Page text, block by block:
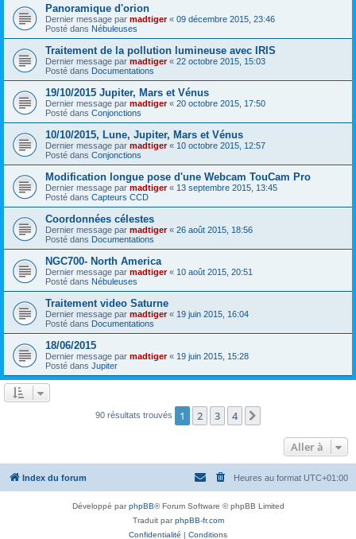
Panoramique d'orion
Dernier message par madtiger« 09 décembre 2015, 23:46
Posté dans Nébuleuses
Traitement de la pollution lumineuse avec IRIS
Dernier message par madtiger« 22 octobre 2015, 15:03
Posté dans Documentations
19/10/2015 Jupiter, Mars et Vénus
Dernier message par madtiger« 20 octobre 2015, 17:50
Posté dans Conjonctions
10/10/2015, Lune, Jupiter, Mars et Vénus
Dernier message par madtiger« 10 octobre 2015, 12:57
Posté dans Conjonctions
Modification longue pose d'une Webcam TouCam Pro
Dernier message par madtiger« 13 septembre 2015, 13:45
Posté dans Capteurs CCD
Coordonnées célestes
Dernier message par madtiger« 26 août 2015, 18:56
Posté dans Documentations
NGC700- North America
Dernier message par madtiger« 10 août 2015, 20:51
Posté dans Nébuleuses
Traitement video Saturne
Dernier message par madtiger« 19 juin 2015, 16:04
Posté dans Documentations
18/06/2015
Dernier message par madtiger« 19 juin 2015, 15:28
Posté dans Jupiter
90 résultats trouvés 1 2 3 4
Aller à
Index du forum Heures au format UTC+01:00
Développé parphpBB® Forum Software © phpBB Limited
Traduit parphpBB-fr.com
Confidentialité | Conditions